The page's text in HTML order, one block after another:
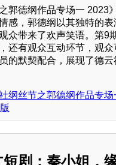
郭德纲作品专场一 2023
感，郭德纲以其独特的
众带来了欢声笑语。第9
还有观众互动环节，观
的默契配合，展现了德
纲丝节之郭德纲作品专
剧：秦小姐，